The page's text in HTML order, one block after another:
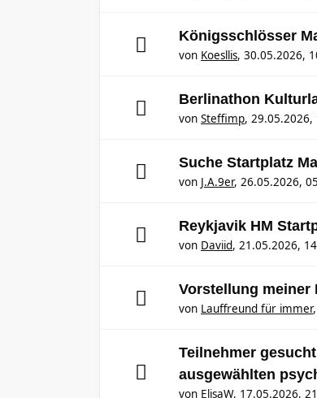
Königsschlösser
von Koesllis, 30.05.2026,
Berlinathon
von Steffimp, 29.05.2026,
Suche Startplatz
von J.A.9er, 26.05.2026,
Reykjavik HM
von Daviid, 21.05.2026,
Vorstellung meiner
von Lauffreund für immer,
Teilnehmer
ausgewählten
von ElisaW, 17.05.2026,